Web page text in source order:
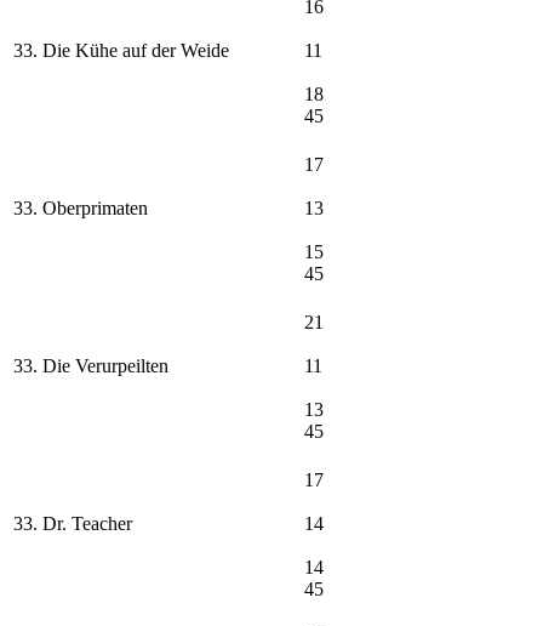
33. Die Kühe auf der Weide
16
11
18
45
33. Oberprimaten
17
13
15
45
33. Die Verurpeilten
21
11
13
45
33. Dr. Teacher
17
14
14
45